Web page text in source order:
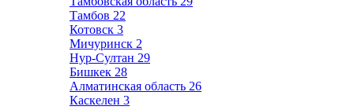
Тамбов 22
Котовск 3
Мичуринск 2
Нур-Султан 29
Бишкек 28
Алматинская область 26
Каскелен 3